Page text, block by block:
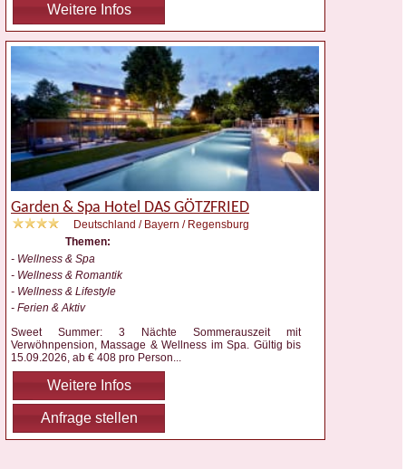
Weitere Infos
Garden & Spa Hotel DAS GÖTZFRIED
Deutschland / Bayern / Regensburg
Themen:
- Wellness & Spa
- Wellness & Romantik
- Wellness & Lifestyle
- Ferien & Aktiv
Sweet Summer: 3 Nächte Sommerauszeit mit
Verwöhnpension, Massage & Wellness im Spa. Gültig bis
15.09.2026, ab € 408 pro Person...
Weitere Infos
Anfrage stellen